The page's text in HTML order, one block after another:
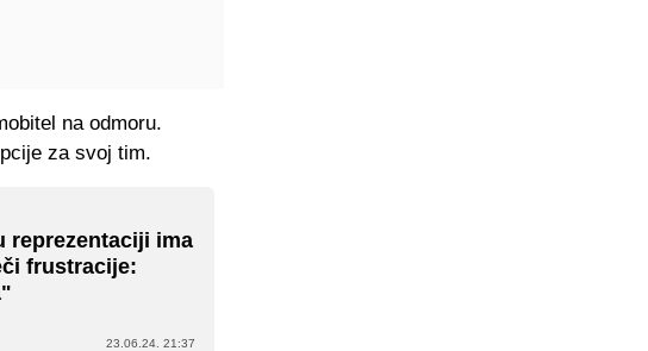
na odmoru.
za svoj tim.
reprezentaciji ima
frustracije:
23.06.24. 21:37